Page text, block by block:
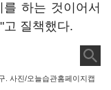
하는 것이어서
고 질책했다.
. 사진/오늘습관홈페이지캡